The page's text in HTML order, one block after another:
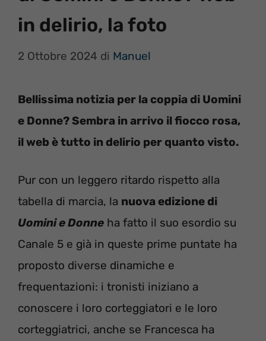
in delirio, la foto
2 Ottobre 2024 di Manuel
Bellissima notizia per la coppia di Uomini
e Donne? Sembra in arrivo il fiocco rosa,
il web è tutto in delirio per quanto visto.
Pur con un leggero ritardo rispetto alla
tabella di marcia, la nuova edizione di
Uomini e Donne ha fatto il suo esordio su
Canale 5 e già in queste prime puntate ha
proposto diverse dinamiche e
frequentazioni: i tronisti iniziano a
conoscere i loro corteggiatori e le loro
corteggiatrici, anche se Francesca ha